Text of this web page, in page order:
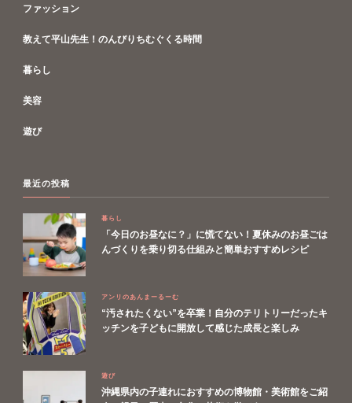
ファッション
教えて平山先生！のんびりちむぐくる時間
暮らし
美容
遊び
最近の投稿
暮らし
「今日のお昼なに？」に慌てない！夏休みのお昼ごは
んづくりを乗り切る仕組みと簡単おすすめレシピ
アンリのあんまーるーむ
“汚されたくない”を卒業！自分のテリトリーだったキ
ッチンを子どもに開放して感じた成長と楽しみ
遊び
沖縄県内の子連れにおすすめの博物館・美術館をご紹